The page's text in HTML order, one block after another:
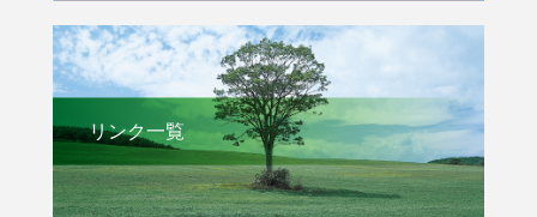
リンク一覧